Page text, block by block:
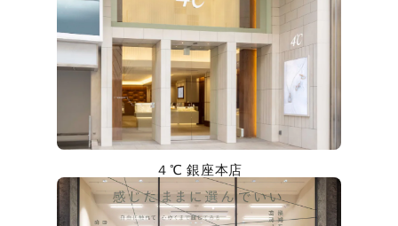
カテゴリー すべてのジュエリー
４℃ 銀座本店